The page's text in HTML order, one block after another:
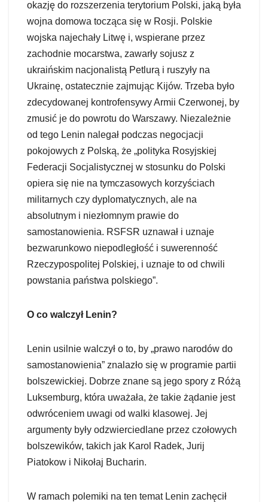
okazję do rozszerzenia terytorium Polski, jaką była
wojna domowa tocząca się w Rosji. Polskie
wojska najechały Litwę i, wspierane przez
zachodnie mocarstwa, zawarły sojusz z
ukraińskim nacjonalistą Petlurą i ruszyły na
Ukrainę, ostatecznie zajmując Kijów. Trzeba było
zdecydowanej kontrofensywy Armii Czerwonej, by
zmusić je do powrotu do Warszawy. Niezależnie
od tego Lenin nalegał podczas negocjacji
pokojowych z Polską, że „polityka Rosyjskiej
Federacji Socjalistycznej w stosunku do Polski
opiera się nie na tymczasowych korzyściach
militarnych czy dyplomatycznych, ale na
absolutnym i niezłomnym prawie do
samostanowienia. RSFSR uznawał i uznaje
bezwarunkowo niepodległość i suwerenność
Rzeczypospolitej Polskiej, i uznaje to od chwili
powstania państwa polskiego”.
O co walczył Lenin?
Lenin usilnie walczył o to, by „prawo narodów do
samostanowienia” znalazło się w programie partii
bolszewickiej. Dobrze znane są jego spory z Różą
Luksemburg, która uważała, że takie żądanie jest
odwróceniem uwagi od walki klasowej. Jej
argumenty były odzwierciedlane przez czołowych
bolszewików, takich jak Karol Radek, Jurij
Piatokow i Nikołaj Bucharin.
W ramach polemiki na ten temat Lenin zachęcił